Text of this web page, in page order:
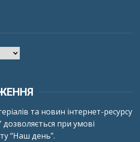
та новин інтернет-ресурсу
при умові
“Наш день”.